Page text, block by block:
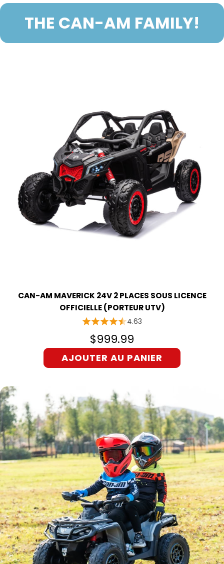
THE CAN-AM FAMILY!
CAN-AM MAVERICK 24V 2 PLACES SOUS LICENCE
OFFICIELLE (PORTEUR UTV)
4.63
$999.99
AJOUTER AU PANIER